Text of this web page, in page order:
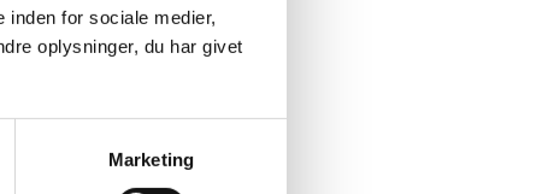
for sociale medier,
oplysninger, du har givet
Marketing